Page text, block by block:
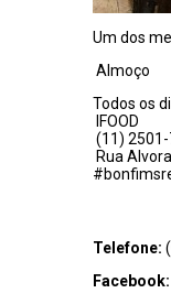
Um dos
Almoço
Todos os
IFOOD
(11)
Rua
Telefone:
Facebook: